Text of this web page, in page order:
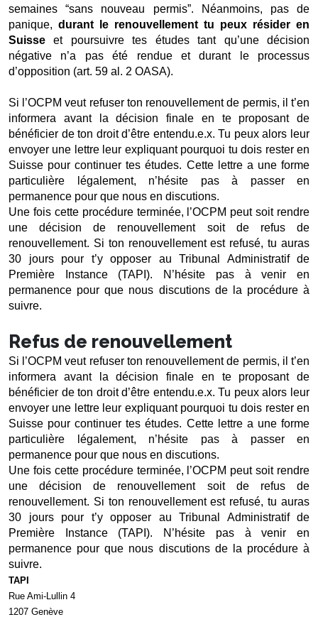
semaines “sans nouveau permis”. Néanmoins, pas de
panique, durant le renouvellement tu peux résider en
Suisse et poursuivre tes études tant qu’une décision
négative n’a pas été rendue et durant le processus
d’opposition (art. 59 al. 2 OASA).
Si l’OCPM veut refuser ton renouvellement de permis, il t’en
informera avant la décision finale en te proposant de
bénéficier de ton droit d’être entendu.e.x. Tu peux alors leur
envoyer une lettre leur expliquant pourquoi tu dois rester en
Suisse pour continuer tes études. Cette lettre a une forme
particulière légalement, n’hésite pas à passer en
permanence pour que nous en discutions.
Une fois cette procédure terminée, l’OCPM peut soit rendre
une décision de renouvellement soit de refus de
renouvellement. Si ton renouvellement est refusé, tu auras
30 jours pour t’y opposer au Tribunal Administratif de
Première Instance (TAPI). N’hésite pas à venir en
permanence pour que nous discutions de la procédure à
suivre.
Refus de renouvellement
Si l’OCPM veut refuser ton renouvellement de permis, il t’en
informera avant la décision finale en te proposant de
bénéficier de ton droit d’être entendu.e.x. Tu peux alors leur
envoyer une lettre leur expliquant pourquoi tu dois rester en
Suisse pour continuer tes études. Cette lettre a une forme
particulière légalement, n’hésite pas à passer en
permanence pour que nous en discutions.
Une fois cette procédure terminée, l’OCPM peut soit rendre
une décision de renouvellement soit de refus de
renouvellement. Si ton renouvellement est refusé, tu auras
30 jours pour t’y opposer au Tribunal Administratif de
Première Instance (TAPI). N’hésite pas à venir en
permanence pour que nous discutions de la procédure à
suivre.
TAPI
Rue Ami-Lullin 4
1207 Genève